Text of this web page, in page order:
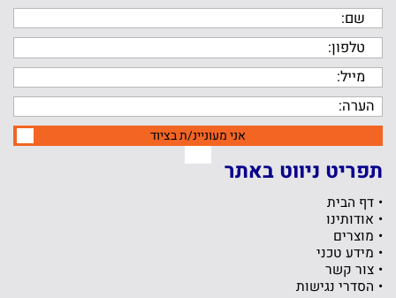
אני מעוניינ/ת בציוד
תפריט ניווט באתר
דף הבית
אודותינו
מוצרים
מידע טכני
צור קשר
הסדרי נגישות